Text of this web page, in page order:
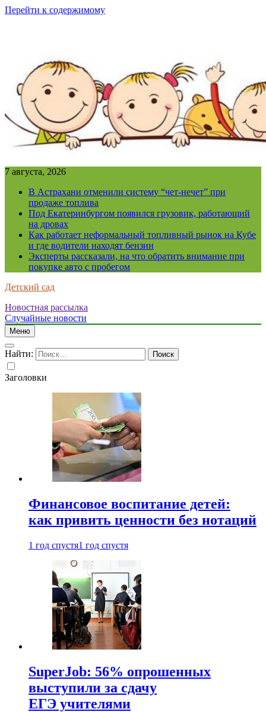
Перейти к содержимому
7 августа, 2026
В Астрахани отменили систему “чет-нечет” при
продаже топлива
Под Екатеринбургом появился грузовик, работающий
на дровах
Как работает неформальный топливный рынок на Кубе
и где водители находят бензин
Эксперты рассказали, на что обратить внимание при
покупке авто с пробегом
Детский сад
Новостная рассылка
Случайные новости
Меню
Найти:
Заголовки
Финансовое воспитание детей:
как привить ценности без нотаций
1 год спустя1 год спустя
SuperJob: 56% опрошенных
выступили за сдачу
ЕГЭ учителями